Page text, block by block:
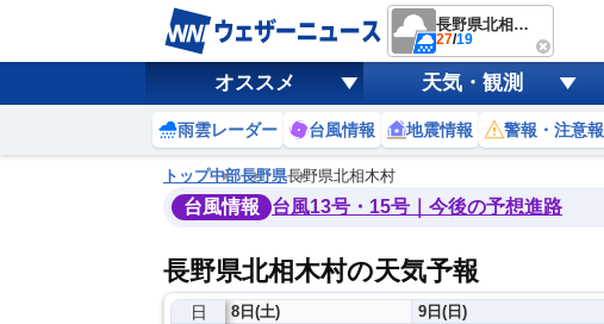
長野県北相木村
27/19
オススメ 天気・観測
雨雲レーダー 台風情報 地震情報 警報・注意報
トップ中部長野県長野県北相木村
台風情報 台風13号・15号｜今後の予想進路
長野県北相木村の天気予報
日
8日(土) 9日(日)